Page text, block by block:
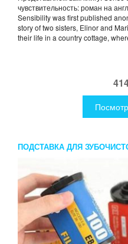
чувствительность: роман на
Sensibility was first published
story of two sisters, Elinor and
their life in a country cottage,
ПОДСТАВКА ДЛЯ